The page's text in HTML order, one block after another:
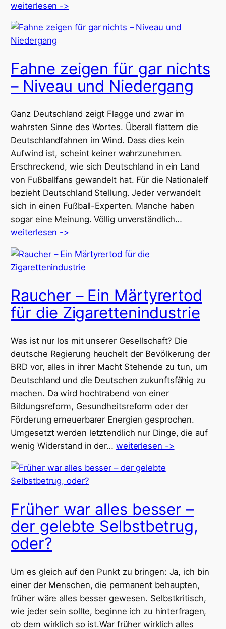
weiterlesen ->
Fahne zeigen für gar nichts
– Niveau und Niedergang
Ganz Deutschland zeigt Flagge und zwar im
wahrsten Sinne des Wortes. Überall flattern die
Deutschlandfahnen im Wind. Dass dies kein
Aufwind ist, scheint keiner wahrzunehmen.
Erschreckend, wie sich Deutschland in ein Land
von Fußballfans gewandelt hat. Für die Nationalelf
bezieht Deutschland Stellung. Jeder verwandelt
sich in einen Fußball-Experten. Manche haben
sogar eine Meinung. Völlig unverständlich…
weiterlesen ->
Raucher – Ein Märtyrertod
für die Zigarettenindustrie
Was ist nur los mit unserer Gesellschaft? Die
deutsche Regierung heuchelt der Bevölkerung der
BRD vor, alles in ihrer Macht Stehende zu tun, um
Deutschland und die Deutschen zukunftsfähig zu
machen. Da wird hochtrabend von einer
Bildungsreform, Gesundheitsreform oder der
Förderung erneuerbarer Energien gesprochen.
Umgesetzt werden letztendlich nur Dinge, die auf
wenig Widerstand in der… weiterlesen ->
Früher war alles besser –
der gelebte Selbstbetrug,
oder?
Um es gleich auf den Punkt zu bringen: Ja, ich bin
einer der Menschen, die permanent behaupten,
früher wäre alles besser gewesen. Selbstkritisch,
wie jeder sein sollte, beginne ich zu hinterfragen,
ob dem wirklich so ist.War früher wirklich alles